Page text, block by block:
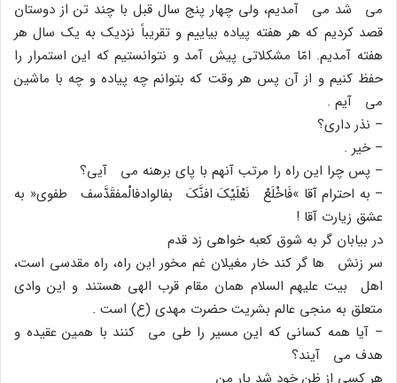
مى شد مى آمدیم، ولى چهار پنج سال قبل با چند تن از دوستان
قصد کردیم که هر هفته پیاده بیاییم و تقریباً نزدیک به یک سال هر
هفته آمدیم. امّا مشکلاتى پیش آمد و نتوانستیم که این استمرار را
حفظ کنیم و از آن پس هر وقت که بتوانم چه پیاده و چه با ماشین
مى آیم .
– نذر دارى؟
– خیر .
– پس چرا این راه را مرتب آنهم با پاى برهنه مى آیى؟
– به احترام آقا »فَاخْلَعْ نَعْلَیْکَ افنَّکَ بفالوادفالْمفقَدَّسف طفوى« به
عشق زیارت آقا !
در بیابان گر به شوق کعبه خواهى زد قدم
سر زنش ها گر کند خار مغیلان غم مخور این راه، راه مقدسى است،
اهل بیت علیهم السلام همان مقام قرب الهى هستند و این وادى
متعلق به منجى عالم بشریت حضرت مهدى (ع) است .
– آیا همه کسانى که این مسیر را طى مى کنند با همین عقیده و
هدف مى آیند؟
هر کسى از ظن خود شد یار من